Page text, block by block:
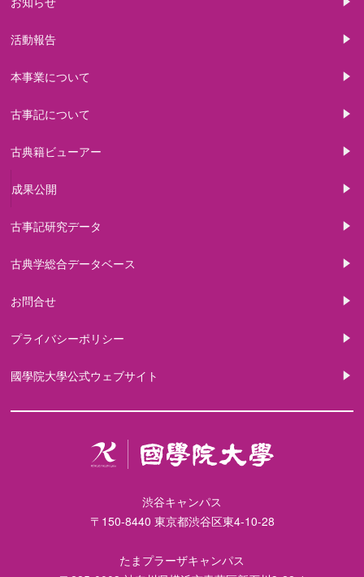
活動報告
本事業について
古事記について
古典籍ビューアー
成果公開
古事記研究データ
古典学総合データベース
お問合せ
プライバシーポリシー
國學院大學公式ウェブサイト
渋谷キャンパス
〒150-8440 東京都渋谷区東4-10-28
たまプラーザキャンパス